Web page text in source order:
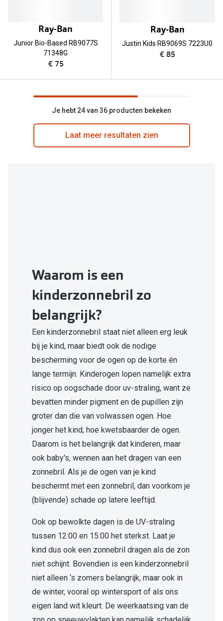
Ray-Ban
Junior Bio-Based RB9077S
71348G
€ 75
Ray-Ban
Justin Kids RB9069S 7223U0
€ 85
Je hebt 24 van 36 producten bekeken
Laat meer resultaten zien
Waarom is een
kinderzonnebril zo
belangrijk?
Een kinderzonnebril staat niet alleen erg leuk
bij je kind, maar biedt ook de nodige
bescherming voor de ogen op de korte én
lange termijn. Kinderogen lopen namelijk extra
risico op oogschade door uv-straling, want ze
bevatten minder pigment en de pupillen zijn
groter dan die van volwassen ogen. Hoe
jonger het kind, hoe kwetsbaarder de ogen.
Daarom is het belangrijk dat kinderen, maar
ook baby's, wennen aan het dragen van een
zonnebril. Als je de ogen van je kind
beschermt met een zonnebril, dan voorkom je
(blijvende) schade op latere leeftijd.
Ook op bewolkte dagen is de UV-straling
tussen 12:00 en 15:00 het sterkst. Laat je
kind dus ook een zonnebril dragen als de zon
niet schijnt. Bovendien is een kinderzonnebril
niet alleen ‘s zomers belangrijk, maar ook in
de winter, vooral op wintersport of als ons
eigen land wit kleurt. De weerkaatsing van de